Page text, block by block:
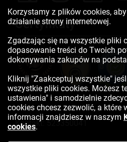
Certyfikaty
Kontakt:523350041
Korzystamy z plików cookies,
działanie strony internetowej.
Zgadzając się na wszystkie pliki
dopasowanie treści do Twoich
dokonywania zakupów na
Kliknij "Zaakceptuj wszystkie"
wszystkie pliki cookies. Możesz
ustawienia" i samodzielnie
cookies chcesz zezwolić, a które
informacji znajdziesz w naszym
cookies.